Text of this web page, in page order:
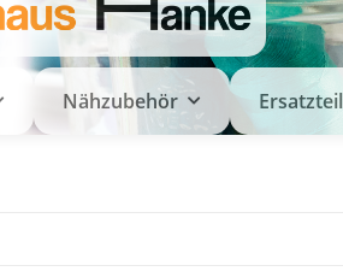
Nähzubehör